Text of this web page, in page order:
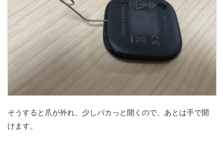
そうすると爪が外れ、少しパカっと開くので、あとは手で開
けます。